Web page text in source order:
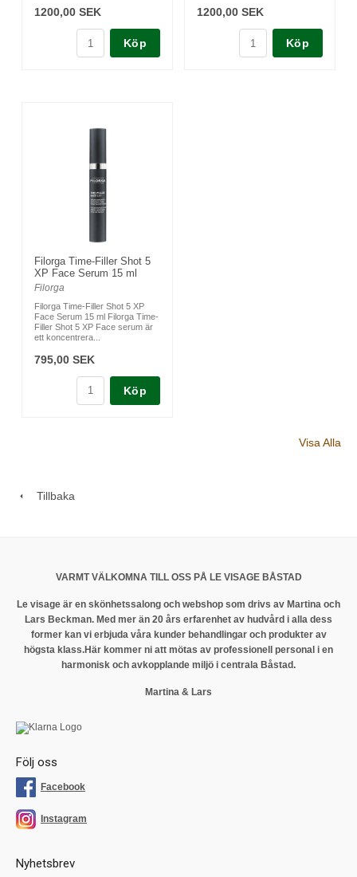
1200,00 SEK
Köp
1200,00 SEK
Köp
Filorga Time-Filler Shot 5
XP Face Serum 15 ml
Filorga
Filorga Time-Filler Shot 5 XP
Face Serum 15 ml Filorga Time-
Filler Shot 5 XP Face serum är
ett koncentrera...
795,00 SEK
Köp
Visa Alla
Tillbaka
VARMT VÄLKOMNA TILL OSS PÅ LE VISAGE BÅSTAD
Le visage är en skönhetssalong och webshop som drivs av Martina och
Lars Beckman. Med mer än 20 års erfarenhet av hudvård i alla dess
former kan vi erbjuda våra kunder behandlingar och produkter av
högsta klass.Här kommer ni att mötas av professionell personal i en
harmonisk och avkopplande miljö i centrala Båstad.
Martina & Lars
Följ oss
Facebook
Instagram
Nyhetsbrev